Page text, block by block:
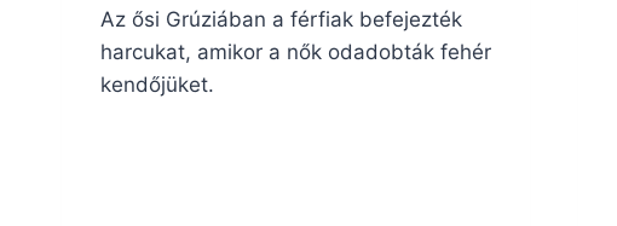
Az ősi Grúziában a férfiak befejezték
harcukat, amikor a nők odadobták fehér
kendőjüket.